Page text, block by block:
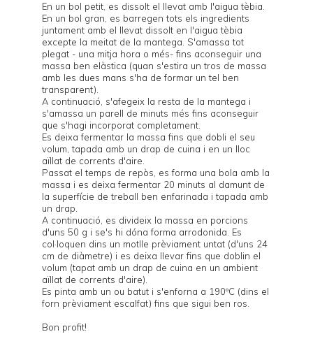
En un bol petit, es dissolt el llevat amb l'aigua tèbia.
En un bol gran, es barregen tots els ingredients
juntament amb el llevat dissolt en l'aigua tèbia
excepte la meitat de la mantega. S'amassa tot
plegat - una mitja hora o més- fins aconseguir una
massa ben elàstica (quan s'estira un tros de massa
amb les dues mans s'ha de formar un tel ben
transparent).
A continuació, s'afegeix la resta de la mantega i
s'amassa un parell de minuts més fins aconseguir
que s'hagi incorporat completament.
Es deixa fermentar la massa fins que dobli el seu
volum, tapada amb un drap de cuina i en un lloc
aïllat de corrents d'aire.
Passat el temps de repòs, es forma una bola amb la
massa i es deixa fermentar 20 minuts al damunt de
la superfície de treball ben enfarinada i tapada amb
un drap.
A continuació, es divideix la massa en porcions
d'uns 50 g i se's hi dóna forma arrodonida. Es
col·loquen dins un motlle prèviament untat (d'uns 24
cm de diàmetre) i es deixa llevar fins que doblin el
volum (tapat amb un drap de cuina en un ambient
aïllat de corrents d'aire).
Es pinta amb un ou batut i s'enforna a 190ºC (dins el
forn prèviament escalfat) fins que sigui ben ros.
Bon profit!